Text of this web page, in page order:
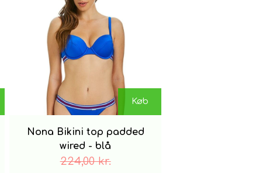
Køb
Nona Bikini top padded
wired - blå
224,00 kr.